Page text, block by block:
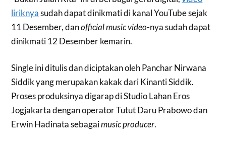
liriknyasudah dapat dinikmati di kanal YouTube sejak
11 Desember, danofficial music video-nya sudah dapat
dinikmati 12 Desember kemarin.
Single ini ditulis dan diciptakan oleh Panchar Nirwana
Siddik yang merupakan kakak dari Kinanti Siddik.
Proses produksinya digarap di Studio Lahan Eros
Jogjakarta dengan operator Tutut Daru Prabowo dan
Erwin Hadinata sebagaimusic producer.